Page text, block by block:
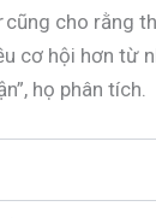
cũng cho rằng
cơ hội hơn từ
họ phân tích.